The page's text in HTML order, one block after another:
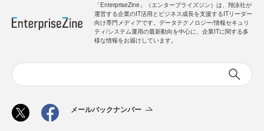
「EnterpriseZine」（エンタープライズジン）は、翔泳社が
運営する企業のIT活用とビジネス成長を支援するITリーダー
向け専門メディアです。データテクノロジー/情報セキュリ
ティ/システム運用の最新動向を中心に、企業ITに関する多
様な情報をお届けしています。
メールバックナンバー